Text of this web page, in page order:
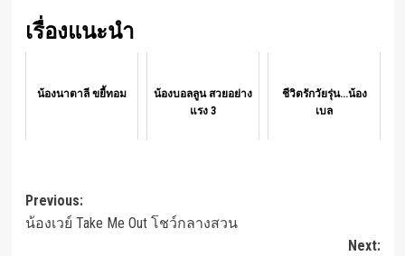
เรื่องแนะนำ
น้องนาตาลี ขยี้ทอม
น้องบอลลูน สวยอย่าง
แรง 3
ชีวิตรักวัยรุ่น...น้อง
เบล
Post
navigation
Previous:
น้องเวย์ Take Me Out โชว์กลางสวน
Next: